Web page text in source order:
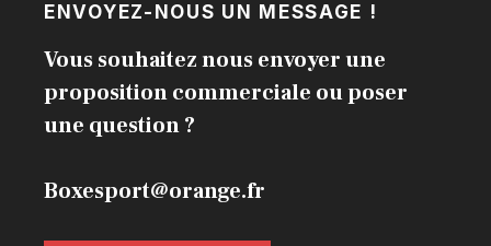
ENVOYEZ-NOUS UN MESSAGE !
Vous souhaitez nous envoyer une
proposition commerciale ou poser
une question ?
Boxesport@orange.fr